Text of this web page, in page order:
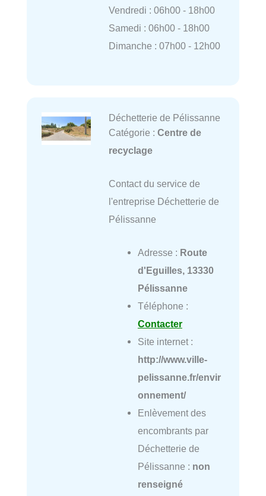
Vendredi : 06h00 - 18h00
Samedi : 06h00 - 18h00
Dimanche : 07h00 - 12h00
Déchetterie de Pélissanne
Catégorie : Centre de
recyclage
Contact du service de
l'entreprise Déchetterie de
Pélissanne
Adresse : Route
d'Eguilles, 13330
Pélissanne
Téléphone :
Contacter
Site internet :
http://www.ville-
pelissanne.fr/envir
onnement/
Enlèvement des
encombrants par
Déchetterie de
Pélissanne : non
renseigné